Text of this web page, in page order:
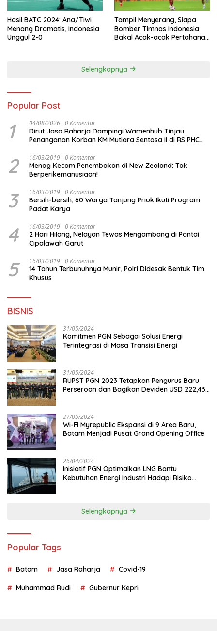
Hasil BATC 2024: Ana/Tiwi
Menang Dramatis, Indonesia
Unggul 2-0
Tampil Menyerang, Siapa
Bomber Timnas Indonesia
Bakal Acak-acak Pertahanan
Selengkapnya
Popular Post
1 04/08/2026 0 Komentar
Dirut Jasa Raharja Dampingi Wamenhub Tinjau
Penanganan Korban KM Mutiara Sentosa II di RS PHC
2 16/03/2019 0 Komentar
Menag Kecam Penembakan di New Zealand: Tak
Berperikemanusiaan!
3 16/03/2019 0 Komentar
Bersih-bersih, 60 Warga Tanjung Priok Ikuti Program
Padat Karya
4 16/03/2019 0 Komentar
2 Hari Hilang, Nelayan Tewas Mengambang di Pantai
Cipalawah Garut
5 16/03/2019 0 Komentar
14 Tahun Terbunuhnya Munir, Polri Didesak Bentuk Tim
Khusus
BISNIS
31/05/2024
Komitmen PGN Sebagai Solusi Energi
Terintegrasi di Masa Transisi Energi
31/05/2024
RUPST PGN 2023 Tetapkan Pengurus Baru
Perseroan dan Bagikan Deviden USD 222,43
27/05/2024
Wi-Fi Myrepublic Ekspansi di 9 Area Baru,
Batam Menjadi Pusat Grand Opening Office
26/04/2024
Inisiatif PGN Optimalkan LNG Bantu
Kebutuhan Energi Industri Hadapi Risiko
Selengkapnya
Popular Tags
Batam Jasa Raharja Covid-19
Muhammad Rudi Gubernur Kepri